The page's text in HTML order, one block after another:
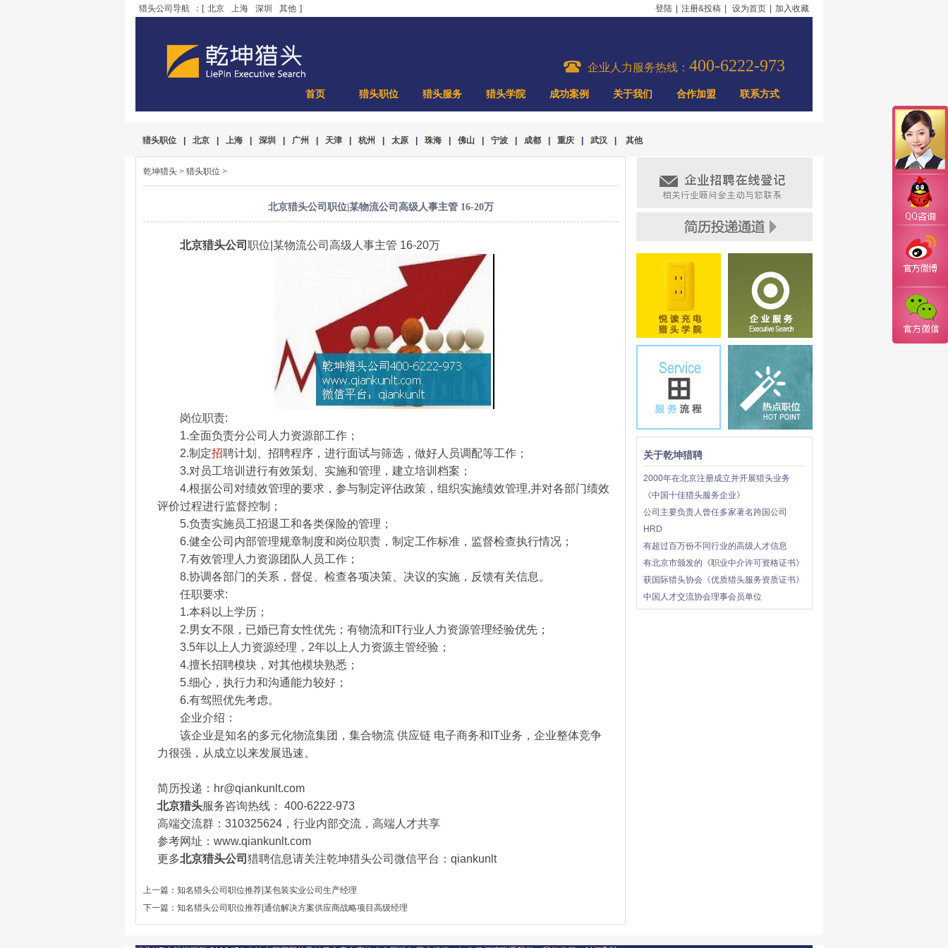
猎头公司导航 ：[ 北京 上海 深圳 其他 ] 登陆 注册&投稿 设为首页 加入收藏
企业人力服务热线： 400-6222-973
首页 猎头职位 猎头服务 猎头学院 成功案例 关于我们 合作加盟 联系方式
猎头职位 北京 上海 深圳 广州 天津 杭州 太原 珠海 佛山 宁波 成都 重庆 武汉 其他
乾坤猎头 > 猎头职位 >
北京猎头公司职位|某物流公司高级人事主管 16-20万
北京猎头公司 职位|某物流公司高级人事主管 16-20万
岗位职责:
1.全面负责分公司人力资源部工作；
2.制定招聘计划、招聘程序，进行面试与筛选，做好人员调配等工作；
3.对员工培训进行有效策划、实施和管理，建立培训档案；
4.根据公司对绩效管理的要求，参与制定评估政策，组织实施绩效管理,并对各部门绩效
评价过程进行监督控制；
5.负责实施员工招退工和各类保险的管理；
6.健全公司内部管理规章制度和岗位职责，制定工作标准，监督检查执行情况；
7.有效管理人力资源团队人员工作；
8.协调各部门的关系，督促、检查各项决策、决议的实施，反馈有关信息。
任职要求:
1.本科以上学历；
2.男女不限，已婚已育女性优先；有物流和IT行业人力资源管理经验优先；
3.5年以上人力资源经理，2年以上人力资源主管经验；
4.擅长招聘模块，对其他模块熟悉；
5.细心，执行力和沟通能力较好；
6.有驾照优先考虑。
企业介绍：
该企业是知名的多元化物流集团，集合物流 供应链 电子商务和IT业务，企业整体竞争
力很强，从成立以来发展迅速。
简历投递：hr@qiankunlt.com
北京猎头服务咨询热线： 400-6222-973
高端交流群：310325624，行业内部交流，高端人才共享
参考网址：www.qiankunlt.com
更多北京猎头公司 猎聘信息请关注乾坤猎头公司微信平台：qiankunlt
上一篇： 知名猎头公司职位推荐|某包装实业公司生产经理
下一篇： 知名猎头公司职位推荐|通信解决方案供应商战略项目高级经理
关于乾坤猎聘
2000年在北京注册成立并开展猎头业务
《中国十佳猎头服务企业》
公司主要负责人曾任多家著名跨国公司
HRD
有超过百万份不同行业的高级人才信息
有北京市颁发的《职业中介许可资格证书》
获国际猎头协会《优质猎头服务资质证书》
中国人才交流协会理事会员单位